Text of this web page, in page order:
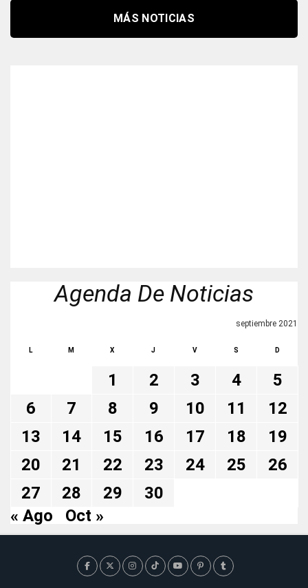
MÁS NOTICIAS
Agenda De Noticias
septiembre 2021
L M X J V S D
1 2 3 4
5
6
7 8 9 10 11
12
13
14 15 16 17 18
19
20
21 22 23 24 25
26
27
28 29
30
« Ago
Oct »